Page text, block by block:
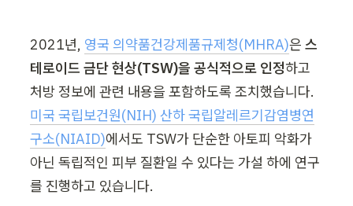
2021년, 영국 의약품건강제품규제청(MHRA)은 스
테로이드 금단 현상(TSW)을 공식적으로 인정하고
미국 국립보건원(NIH) 산하 국립알레르기감염병연
구소(NIAID)에서도 TSW가 단순한 아토피 악화가
아닌 독립적인 피부 질환일 수 있다는 가설 하에 연구
를 진행하고 있습니다.